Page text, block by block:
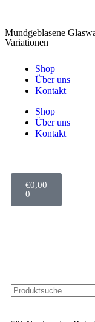
Mundgeblasene
Variationen
Shop
Über uns
Kontakt
Shop
Über uns
Kontakt
€0,00
0